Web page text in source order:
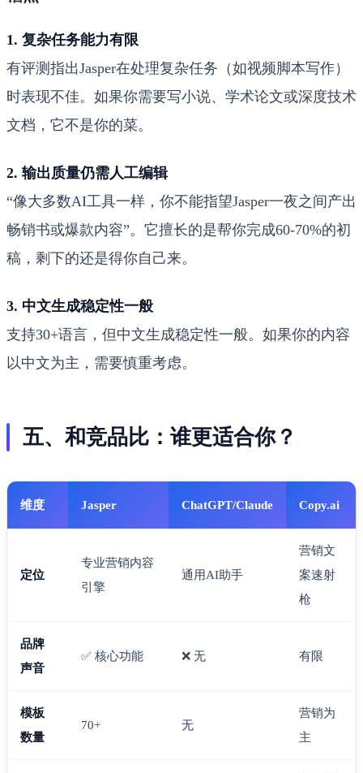
1. 复杂任务能力有限
有评测指出Jasper在处理复杂任务（如视频脚本写作）
时表现不佳。如果你需要写小说、学术论文或深度技术
文档，它不是你的菜。
2. 输出质量仍需人工编辑
“像大多数AI工具一样，你不能指望Jasper一夜之间产出
畅销书或爆款内容”。它擅长的是帮你完成60-70%的初
稿，剩下的还是得你自己来。
3. 中文生成稳定性一般
支持30+语言，但中文生成稳定性一般。如果你的内容
以中文为主，需要慎重考虑。
五、和竞品比：谁更适合你？
维度 Jasper ChatGPT/Claude Copy.ai
定位
专业营销内容
引擎
通用AI助手
营销文
案速射
枪
品牌
声音
✅ 核心功能 ❌ 无 有限
模板
数量
70+ 无
营销为
主